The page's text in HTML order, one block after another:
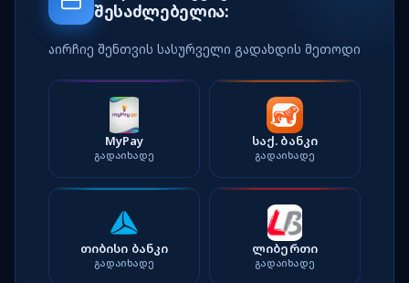
შესაძლებელია:
აირჩიე შენთვის სასურველი გადახდის მეთოდი
MyPay
ᲒᲐᲓᲐᲘᲮᲐᲓᲔ
საქ. ბანკი
ᲒᲐᲓᲐᲘᲮᲐᲓᲔ
თიბისი ბანკი
ᲒᲐᲓᲐᲘᲮᲐᲓᲔ
ლიბერთი
ᲒᲐᲓᲐᲘᲮᲐᲓᲔ